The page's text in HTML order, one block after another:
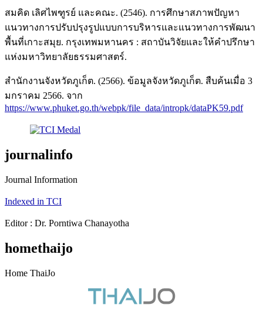
สมคิด เลิศไพฑูรย์ และคณะ. (2546). การศึกษาสภาพปัญหา
แนวทางการปรับปรุงรูปแบบการบริหารและแนวทางการพัฒนา
พื้นที่เกาะสมุย. กรุงเทพมหานคร : สถาบันวิจัยและให้คำปรึกษา
แห่งมหาวิทยาลัยธรรมศาสตร์.
สำนักงานจังหวัดภูเก็ต. (2566). ข้อมูลจังหวัดภูเก็ต. สืบค้นเมื่อ 3
มกราคม 2566. จาก
https://www.phuket.go.th/webpk/file_data/intropk/dataPK59.pdf
journalinfo
Journal Information
Indexed in TCI
Editor : Dr. Porntiwa Chanayotha
homethaijo
Home ThaiJo